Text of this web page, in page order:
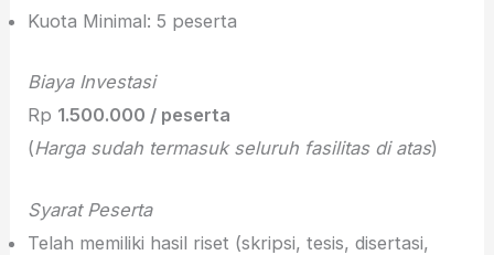
Kuota Minimal: 5 peserta
Biaya Investasi
Rp 1.500.000 / peserta
(Harga sudah termasuk seluruh fasilitas di atas)
Syarat Peserta
Telah memiliki hasil riset (skripsi, tesis, disertasi,